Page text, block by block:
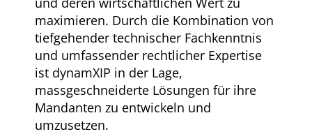
maximieren. Durch die Kombination von
tiefgehender technischer Fachkenntnis
und umfassender rechtlicher Expertise
ist dynamXIP in der Lage,
massgeschneiderte Lösungen für ihre
Mandanten zu entwickeln und
umzusetzen.